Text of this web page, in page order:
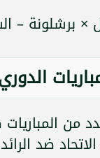
– الساعة 10:30 مساءً
الاتحاد ضد